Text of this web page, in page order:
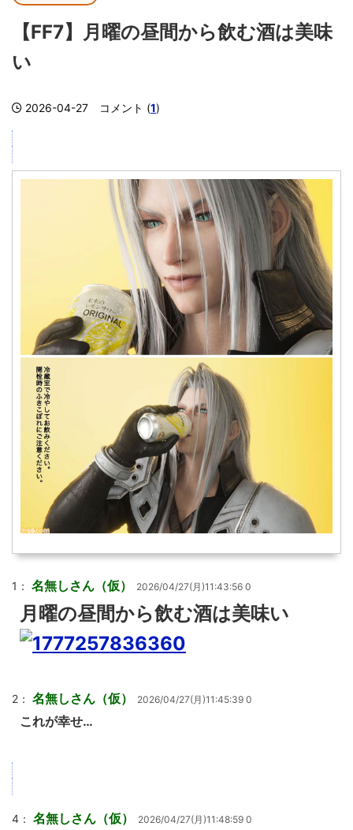
【FF7】月曜の昼間から飲む酒は美味
い
2026-04-27 コメント (1)
1： 名無しさん（仮） 2026/04/27(月)11:43:56 0
月曜の昼間から飲む酒は美味い
2： 名無しさん（仮） 2026/04/27(月)11:45:39 0
これが幸せ…
4： 名無しさん（仮） 2026/04/27(月)11:48:59 0